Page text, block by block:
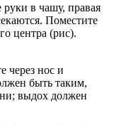
в чашу, правая
Поместите
центра (рис).
через нос и
быть таким,
выдох должен